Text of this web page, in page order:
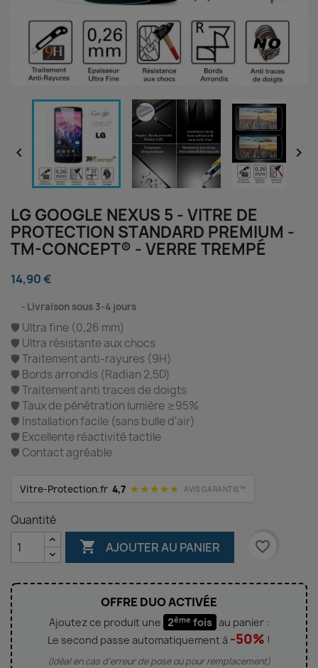
 
LG GOOGLE NEXUS 5 - VITRE DE
PROTECTION STANDARD PREMIUM -
TM-CONCEPT® - VERRE TREMPÉ
14,90 €
Livraison sous 3-4 jours
🛡️ Ultra fine (0,26 mm)
🛡️ Ultra résistante aux chocs
🛡️ Traitement anti-rayures (9H)
🛡️ Bords arrondis (Radian 2,5D)
🛡️ Traitement anti traces de doigts
🛡️ Taux de pénétration lumière ≥95%
🛡️ Installation facile (sans bulle d'air)
🛡️ Excellente réactivité tactile
🛡️ Contact agréable
Vitre-Protection.fr 4,7 ★★★★★ AVIS GARANTIS™
Quantité
 AJOUTER AU PANIER favorite_border
OFFRE DUO ACTIVÉE
Ajoutez ce produit une 2ème fois au panier :
Le second passe automatiquement à -50% !
(Idéal en cas d'erreur de pose ou pour remplacement)